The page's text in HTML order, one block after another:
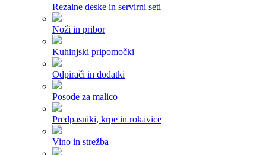
Rezalne deske in servirni seti
Noži in pribor
Kuhinjski pripomočki
Odpirači in dodatki
Posode za malico
Predpasniki, krpe in rokavice
Vino in strežba